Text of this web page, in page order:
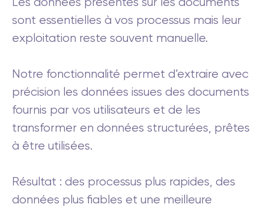
sont essentielles à vos processus mais leur
exploitation reste souvent manuelle.
Notre fonctionnalité permet d’extraire avec
précision les données issues des documents
fournis par vos utilisateurs et de les
transformer en données structurées, prêtes
à être utilisées.
Résultat : des processus plus rapides, des
données plus fiables et une meilleure